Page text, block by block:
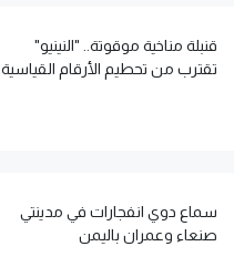
قنبلة مناخية موقوتة.. "النينيو"
تقترب من تحطيم الأرقام القياسية
سماع دوي انفجارات في مدينتي
صنعاء وعمران باليمن